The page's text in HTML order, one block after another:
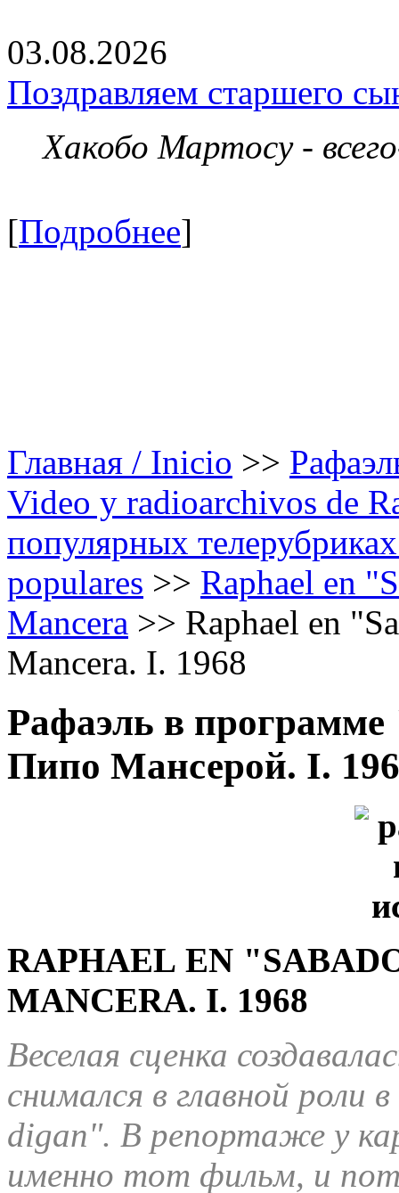
03.08.2026
Поздравляем старшего
Хакобо Мартосу -
[Подробнее]
Главная / Inicio >>
Video y radioarchivos de
популярных
populares >> Raphael en
Mancera >> Raphael en
Mancera. I. 1968
Рафаэль в
Пипо Мансерой. I.
RAPHAEL EN
MANCERA. I. 1968
Веселая сценка
снимался в главной роли
digan". В репортаже у
именно тот фильм, и